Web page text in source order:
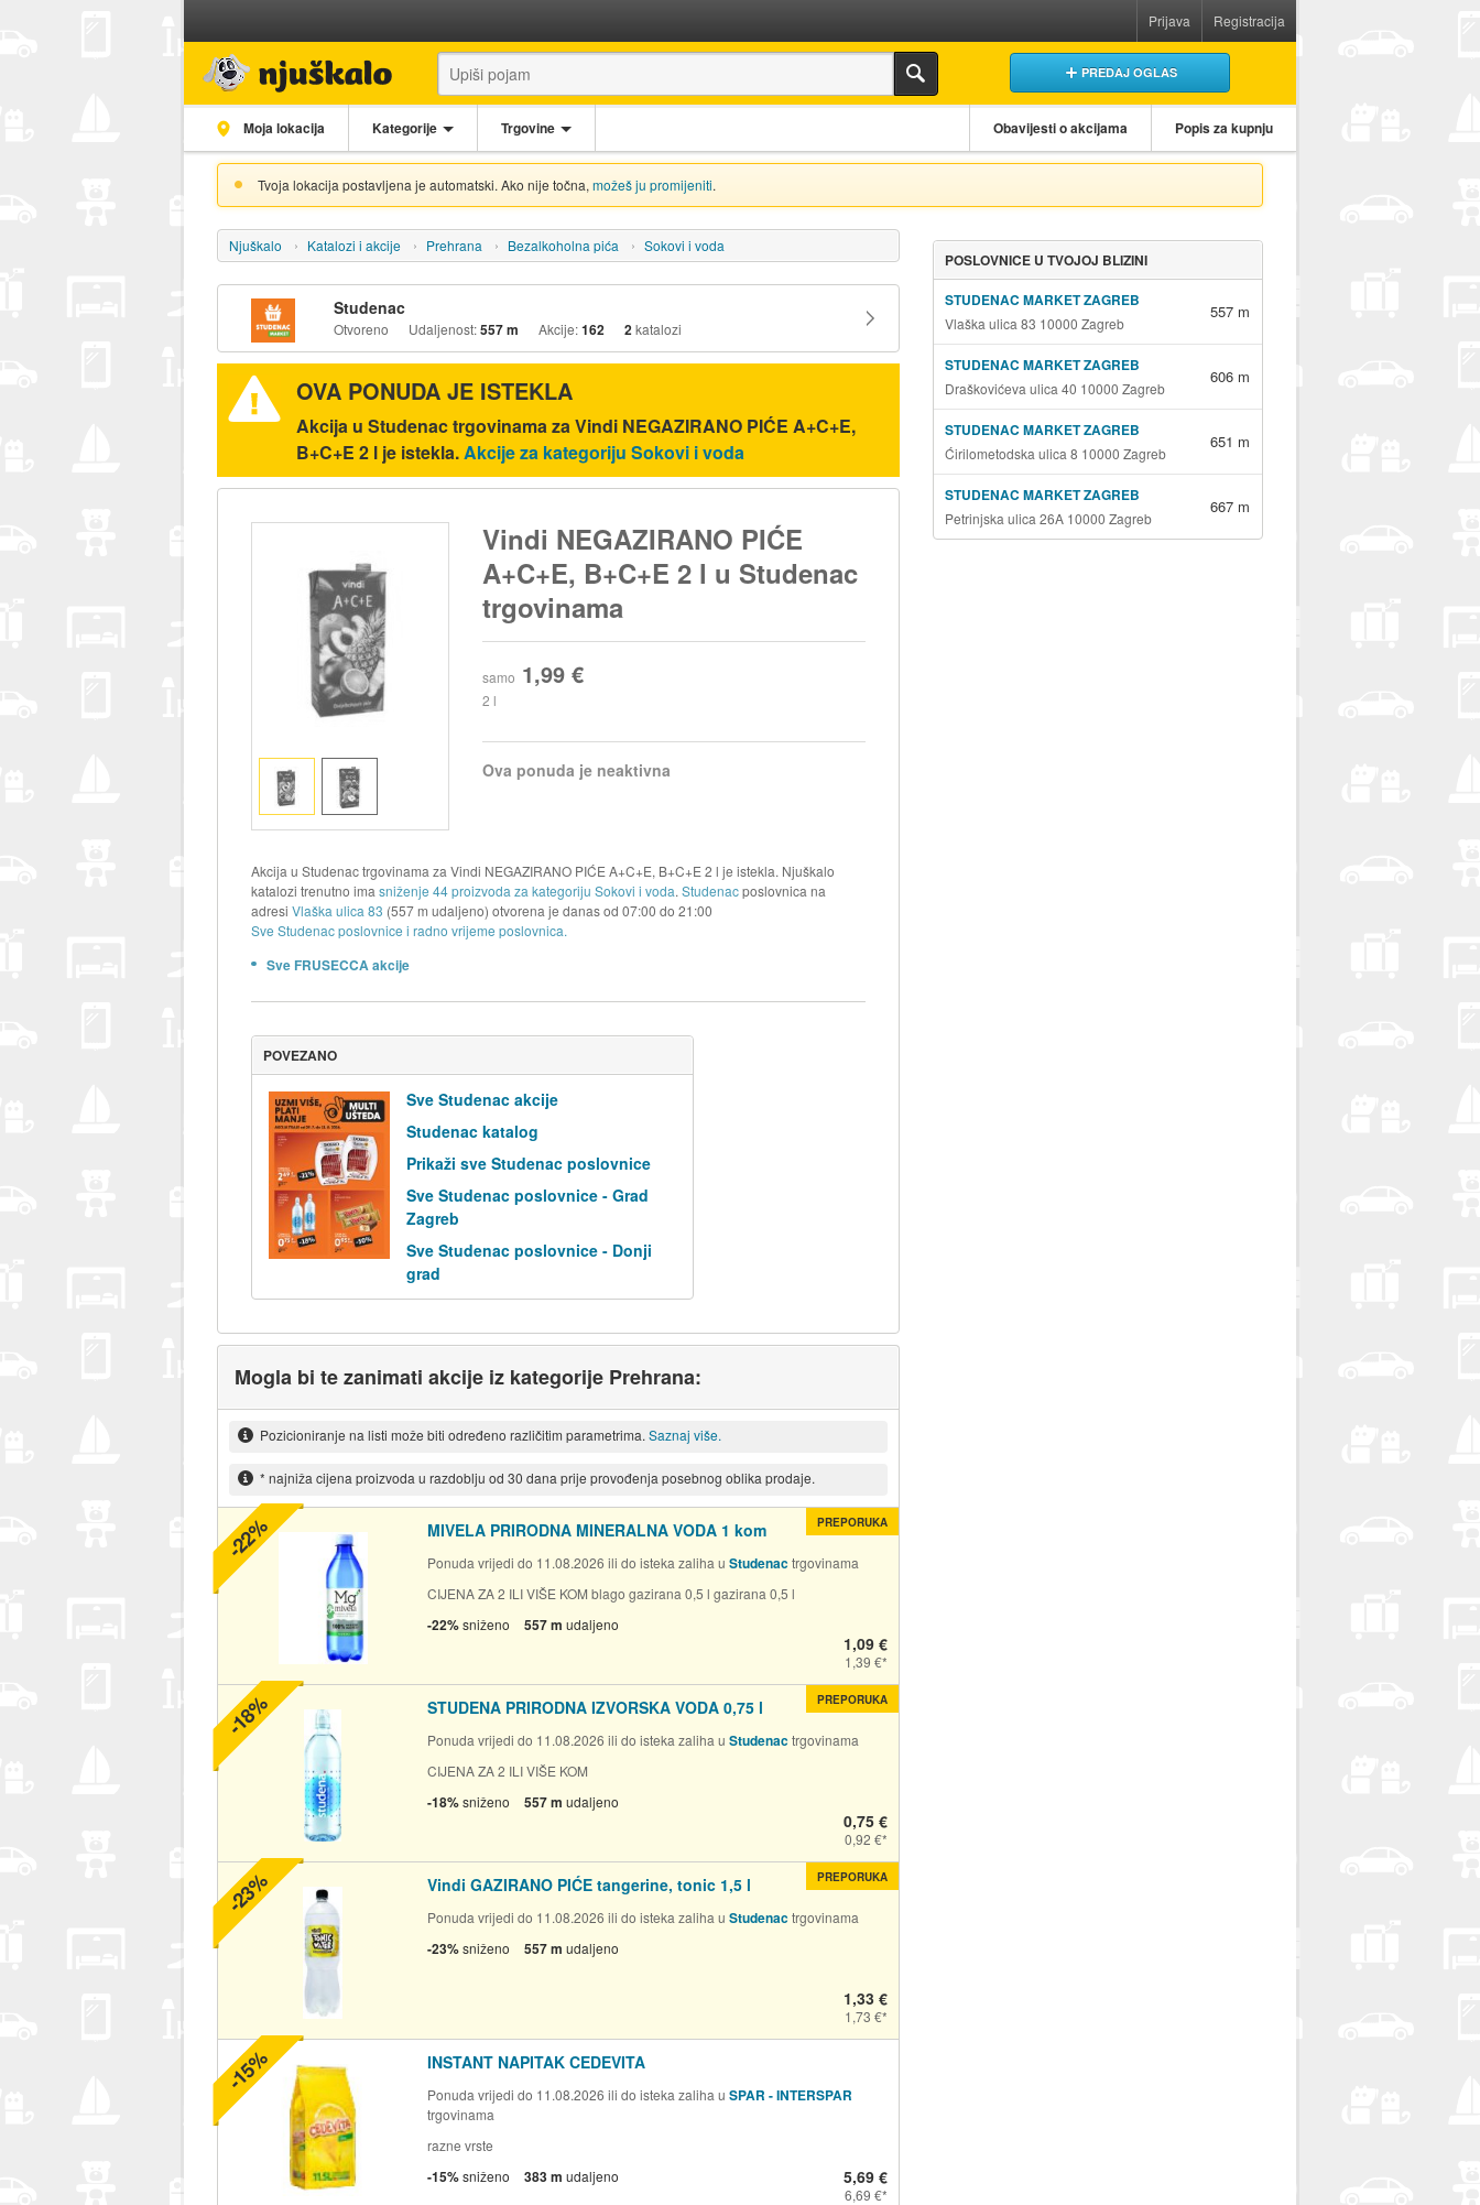
Prijava Registracija
PREDAJ OGLAS
Moja lokacija Kategorije Trgovine Obavijesti o akcijama Popis za kupnju
Tvoja lokacija postavljena je automatski. Ako nije točna, možeš ju promijeniti.
Njuškalo Katalozi i akcije Prehrana Bezalkoholna pića Sokovi i voda
Studenac
Otvoreno Udaljenost:557 m Akcije:162 2katalozi
OVA PONUDA JE ISTEKLA
Akcija u Studenac trgovinama za Vindi NEGAZIRANO PIĆE A+C+E,
B+C+E 2 l je istekla.Akcije za kategoriju Sokovi i voda
Vindi NEGAZIRANO PIĆE
A+C+E, B+C+E 2 l u Studenac
trgovinama
samo 1,99 €
2 l
Ova ponuda je neaktivna
Akcija u Studenac trgovinama za Vindi NEGAZIRANO PIĆE A+C+E, B+C+E 2 l je istekla. Njuškalo
katalozi trenutno ima sniženje 44 proizvoda za kategoriju Sokovi i voda. Studenacposlovnica na
adresi Vlaška ulica 83 (557 m udaljeno) otvorena je danas od 07:00 do 21:00
Sve Studenac poslovnice i radno vrijeme poslovnica.
Sve FRUSECCA akcije
POVEZANO
Sve Studenac akcije
Studenac katalog
Prikaži sve Studenac poslovnice
Sve Studenac poslovnice - Grad
Zagreb
Sve Studenac poslovnice - Donji
grad
Mogla bi te zanimati akcije iz kategorije Prehrana:
Pozicioniranje na listi može biti određeno različitim parametrima. Saznaj više.
* najniža cijena proizvoda u razdoblju od 30 dana prije provođenja posebnog oblika prodaje.
MIVELA PRIRODNA MINERALNA VODA 1 kom
Ponuda vrijedi do 11.08.2026 ili do isteka zaliha u Studenactrgovinama
CIJENA ZA 2 ILI VIŠE KOM blago gazirana 0,5 l gazirana 0,5 l
-22%sniženo 557 m udaljeno
1,09 €
1,39 €
PREPORUKA
-22%
STUDENA PRIRODNA IZVORSKA VODA 0,75 l
Ponuda vrijedi do 11.08.2026 ili do isteka zaliha u Studenactrgovinama
CIJENA ZA 2 ILI VIŠE KOM
-18%sniženo 557 m udaljeno
0,75 €
0,92 €
PREPORUKA
-18%
Vindi GAZIRANO PIĆE tangerine, tonic 1,5 l
Ponuda vrijedi do 11.08.2026 ili do isteka zaliha u Studenactrgovinama
-23%sniženo 557 m udaljeno
1,33 €
1,73 €
PREPORUKA
-23%
INSTANT NAPITAK CEDEVITA
Ponuda vrijedi do 11.08.2026 ili do isteka zaliha u SPAR - INTERSPAR
trgovinama
razne vrste
-15%sniženo 383 m udaljeno 5,69 €
6,69 €
-15%
POSLOVNICE U TVOJOJ BLIZINI
STUDENAC MARKET ZAGREB
Vlaška ulica 83 10000 Zagreb
557 m
STUDENAC MARKET ZAGREB
Draškovićeva ulica 40 10000 Zagreb
606 m
STUDENAC MARKET ZAGREB
Ćirilometodska ulica 8 10000 Zagreb
651 m
STUDENAC MARKET ZAGREB
Petrinjska ulica 26A 10000 Zagreb
667 m